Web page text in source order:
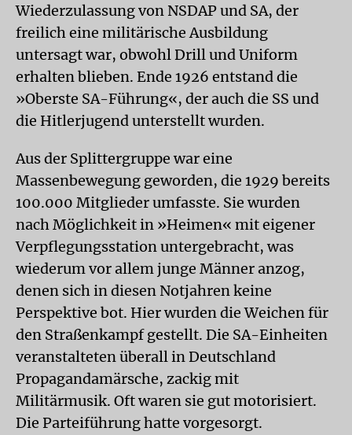
Wiederzulassung von NSDAP und SA, der
freilich eine militärische Ausbildung
untersagt war, obwohl Drill und Uniform
erhalten blieben. Ende 1926 entstand die
»Oberste SA-Führung«, der auch die SS und
die Hitlerjugend unterstellt wurden.
Aus der Splittergruppe war eine
Massenbewegung geworden, die 1929 bereits
100.000 Mitglieder umfasste. Sie wurden
nach Möglichkeit in »Heimen« mit eigener
Verpflegungsstation untergebracht, was
wiederum vor allem junge Männer anzog,
denen sich in diesen Notjahren keine
Perspektive bot. Hier wurden die Weichen für
den Straßenkampf gestellt. Die SA-Einheiten
veranstalteten überall in Deutschland
Propagandamärsche, zackig mit
Militärmusik. Oft waren sie gut motorisiert.
Die Parteiführung hatte vorgesorgt.